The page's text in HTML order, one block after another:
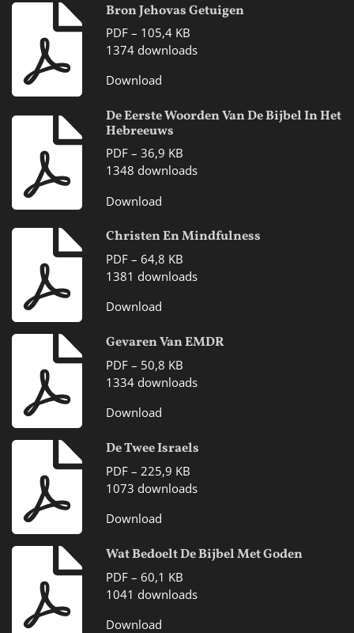
Bron Jehovas Getuigen
PDF – 105,4 KB
1374 downloads
Download
De Eerste Woorden Van De Bijbel In Het
Hebreeuws
PDF – 36,9 KB
1348 downloads
Download
Christen En Mindfulness
PDF – 64,8 KB
1381 downloads
Download
Gevaren Van EMDR
PDF – 50,8 KB
1334 downloads
Download
De Twee Israels
PDF – 225,9 KB
1073 downloads
Download
Wat Bedoelt De Bijbel Met Goden
PDF – 60,1 KB
1041 downloads
Download